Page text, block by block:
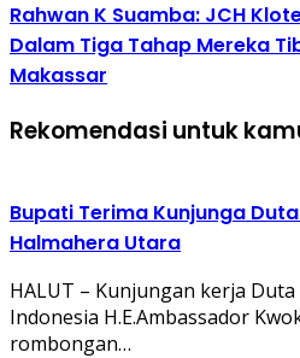
Rahwan K Suamba: JCH
Dalam Tiga Tahap Mereka
Makassar
Rekomendasi untuk
Bupati Terima Kunjunga
Halmahera Utara
HALUT – Kunjungan kerja
Indonesia H.E.Ambassador
rombongan…